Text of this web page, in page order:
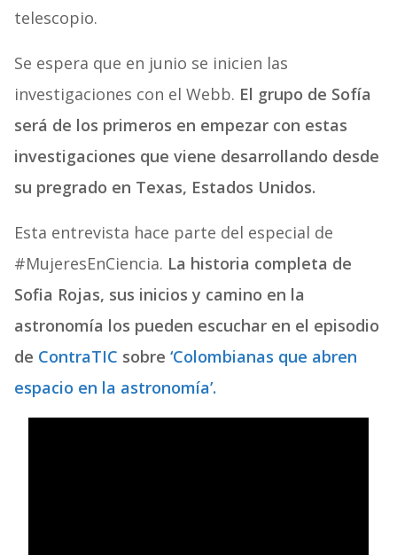
telescopio.
Se espera que en junio se inicien las
investigaciones con el Webb. El grupo de Sofía
será de los primeros en empezar con estas
investigaciones que viene desarrollando desde
su pregrado en Texas, Estados Unidos.
Esta entrevista hace parte del especial de
#MujeresEnCiencia. La historia completa de
Sofia Rojas, sus inicios y camino en la
astronomía los pueden escuchar en el episodio
de ContraTIC sobre ‘Colombianas que abren
espacio en la astronomía’.